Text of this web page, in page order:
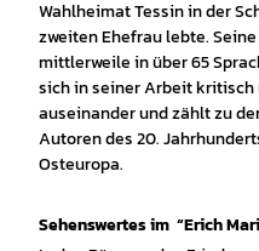
Wahlheimat Tessin in der
zweiten Ehefrau lebte.
mittlerweile in über 65
sich in seiner Arbeit
auseinander und zählt zu
Autoren des 20.
Osteuropa.
Sehenswertes im “Erich